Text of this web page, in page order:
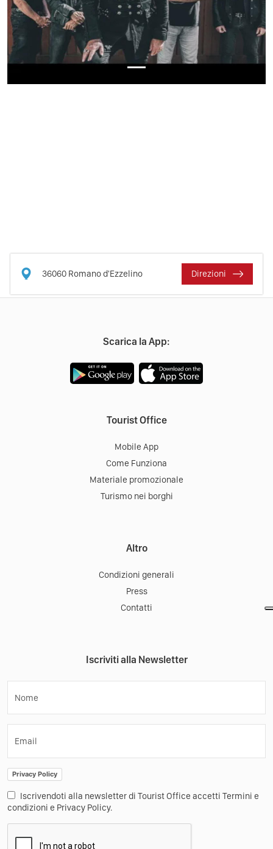
36060 Romano d'Ezzelino Direzioni
Scarica la App:
Tourist Office
Mobile App
Come Funziona
Materiale promozionale
Turismo nei borghi
Altro
Condizioni generali
Press
Contatti
Iscriviti alla Newsletter
Nome
Email
Privacy Policy
Iscrivendoti alla newsletter di Tourist Office accetti Termini e
condizioni e Privacy Policy.